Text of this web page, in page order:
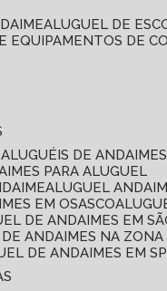
ALUGUEL DE
EQUIPAMENTOS DE
ALUGUÉIS DE
PARA ALUGUEL
ALUGUEL
EM OSASCO
DE ANDAIMES EM
DE ANDAIMES NA
DE ANDAIMES EM SP